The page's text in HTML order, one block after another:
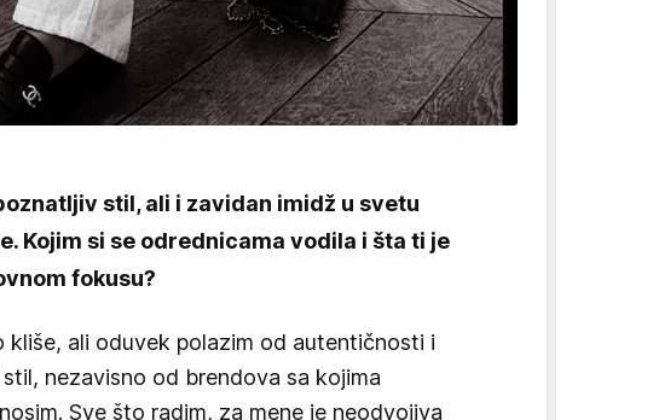
stil, ali i zavidan imidž u svetu
Kojim si se odrednicama vodila i šta ti je
fokusu?
kliše, ali oduvek polazim od autentičnosti i
nezavisno od brendova sa kojima
Sve što radim, za mene je neodvojiva